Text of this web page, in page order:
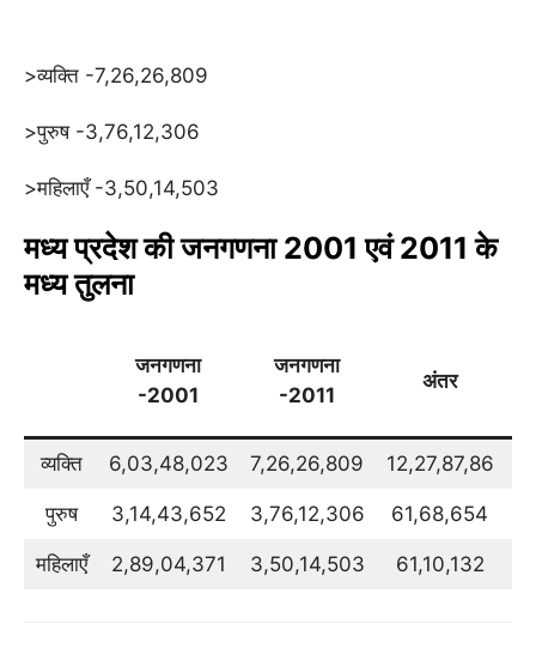
>व्यक्ति -7,26,26,809
>पुरुष -3,76,12,306
>महिलाएँ -3,50,14,503
मध्य प्रदेश की जनगणना 2001 एवं 2011 के
मध्य तुलना
जनगणना
-2001
जनगणना
-2011
अंतर
व्यक्ति 6,03,48,023 7,26,26,809 12,27,87,86
पुरुष 3,14,43,652 3,76,12,306 61,68,654
महिलाएँ 2,89,04,371 3,50,14,503 61,10,132